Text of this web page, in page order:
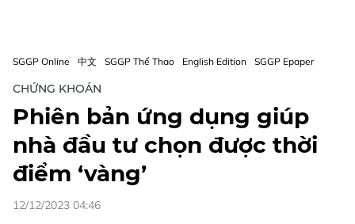
SGGP Online 中文 SGGP Thể Thao English Edition SGGP Epaper
CHỨNG KHOÁN
Phiên bản ứng dụng giúp
nhà đầu tư chọn được thời
điểm ‘vàng’
12/12/2023 04:46